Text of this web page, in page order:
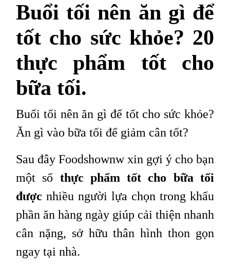
Buổi tối nên ăn gì để
tốt cho sức khỏe? 20
thực phẩm tốt cho
bữa tối.
Buổi tối nên ăn gì để tốt cho sức khỏe?
Ăn gì vào bữa tối để giảm cân tốt?
Sau đây Foodshownw xin gợi ý cho bạn
một số thực phẩm tốt cho bữa tối
được nhiều người lựa chọn trong khẩu
phần ăn hàng ngày giúp cải thiện nhanh
cân nặng, sở hữu thân hình thon gọn
ngay tại nhà.